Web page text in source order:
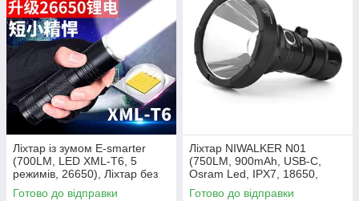
Ліхтар із зумом E-smarter
(700LM, LED XML-T6, 5
режимів, 26650), Ліхтар без
батареї
Готово до відправки
Ліхтар NIWALKER N01
(750LM, 900mAh, USB-C,
Osram Led, IPX7, 18650,
18350, 650 метрів)
Готово до відправки